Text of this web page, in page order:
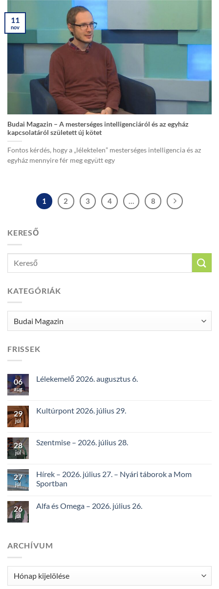
Budai Magazin – A mesterséges intelligenciáról és az egyház
kapcsolatáról született új kötet
Fontos kérdés, hogy a „lélektelen” mesterséges intelligencia és az
egyház mennyire fér meg együtt egy
11
nov
1 2 3 4 8
KERESŐ
KATEGÓRIÁK
Kategóriák
FRISSEK
06
aug
Lélekemelő 2026. augusztus 6.
29
júl
Kultúrpont 2026. július 29.
28
júl
Szentmise – 2026. július 28.
27
júl
Hírek – 2026. július 27. – Nyári táborok a Mom
Sportban
26
júl
Alfa és Omega – 2026. július 26.
ARCHÍVUM
Archívum